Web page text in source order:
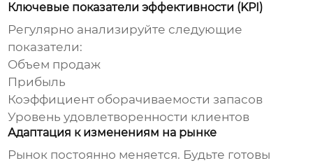
Ключевые показатели эффективности (KPI)
Регулярно анализируйте следующие
показатели:
Объем продаж
Прибыль
Коэффициент оборачиваемости запасов
Уровень удовлетворенности клиентов
Адаптация к изменениям на рынке
Рынок постоянно меняется. Будьте готовы